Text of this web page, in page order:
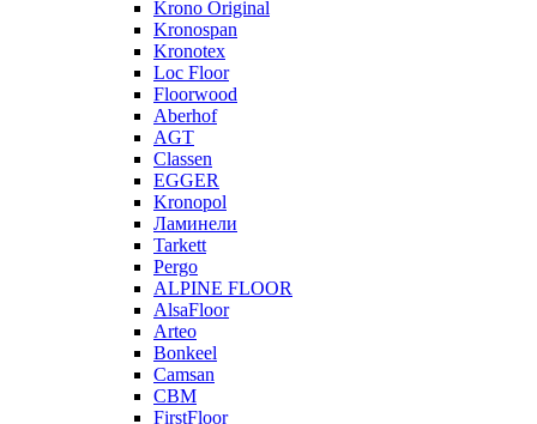
Krono Original
Kronospan
Kronotex
Loc Floor
Floorwood
Aberhof
AGT
Classen
EGGER
Kronopol
Ламинели
Tarkett
Pergo
ALPINE FLOOR
AlsaFloor
Arteo
Bonkeel
Camsan
CBM
FirstFloor